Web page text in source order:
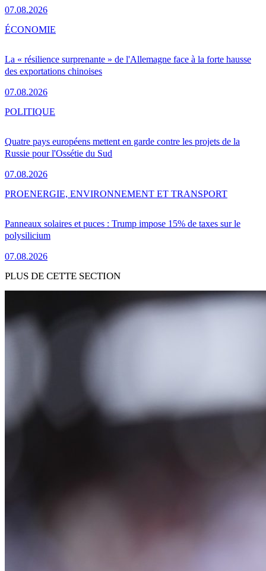
07.08.2026
La « résilience surprenante » de l'Allemagne face à la forte hausse
des exportations chinoises
07.08.2026
ÉCONOMIE
Quatre pays européens mettent en garde contre les projets de la
Russie pour l'Ossétie du Sud
07.08.2026
POLITIQUE
Panneaux solaires et puces : Trump impose 15% de taxes sur le
polysilicium
07.08.2026
PROENERGIE, ENVIRONNEMENT ET TRANSPORT
PLUS DE CETTE SECTION